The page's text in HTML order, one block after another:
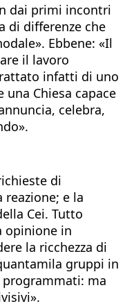
dai primi incontri
di differenze che
Ebbene: «Il
il lavoro
infatti di uno
Chiesa capace
celebra,
di
e la
Cei. Tutto
opinione in
la ricchezza di
gruppi in
ma